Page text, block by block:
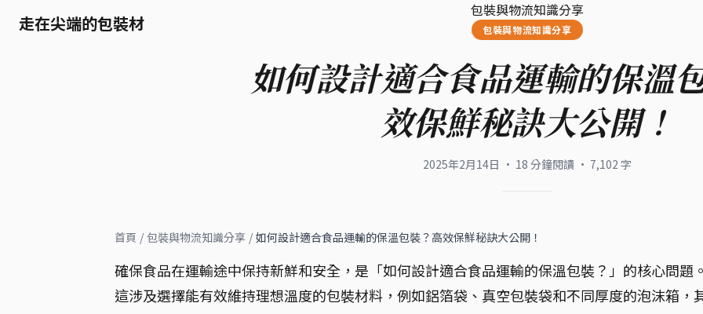
走在尖端的包裝材
包裝與物流知識分享
包裝與物流知識分享
如何設計適合食品運輸的保溫
效保鮮秘訣大公開！
2025年2月14日 · 18 分鐘閱讀 · 7,102 字
首頁 / 包裝與物流知識分享 / 如何設計適合食品運輸的保溫包裝？高效保鮮秘訣大公開！
確保食品在運輸途中保持新鮮和安全，是「如何設計適合食品運輸的保溫包裝？」的核心問題。
這涉及選擇能有效維持理想溫度的包裝材料，例如鋁箔袋、真空包裝袋和不同厚度的泡沫箱，